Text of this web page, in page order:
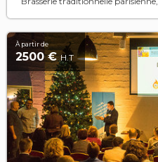
À partir de
2500 €H.T